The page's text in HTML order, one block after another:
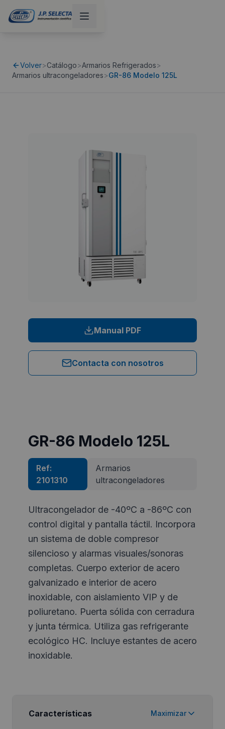
Volver>Catálogo>Armarios Refrigerados>
Armarios ultracongeladores>GR-86 Modelo 125L
Manual PDF
Contacta con nosotros
GR-86 Modelo 125L
Ref:
2101310
Armarios
ultracongeladores
Ultracongelador de -40ºC a -86ºC con
control digital y pantalla táctil. Incorpora
un sistema de doble compresor
silencioso y alarmas visuales/sonoras
completas. Cuerpo exterior de acero
galvanizado e interior de acero
inoxidable, con aislamiento VIP y de
poliuretano. Puerta sólida con cerradura
y junta térmica. Utiliza gas refrigerante
ecológico HC. Incluye estantes de acero
inoxidable.
Características Maximizar